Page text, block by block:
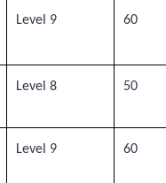
Level 9 60
Level 8 50
Level 9 60